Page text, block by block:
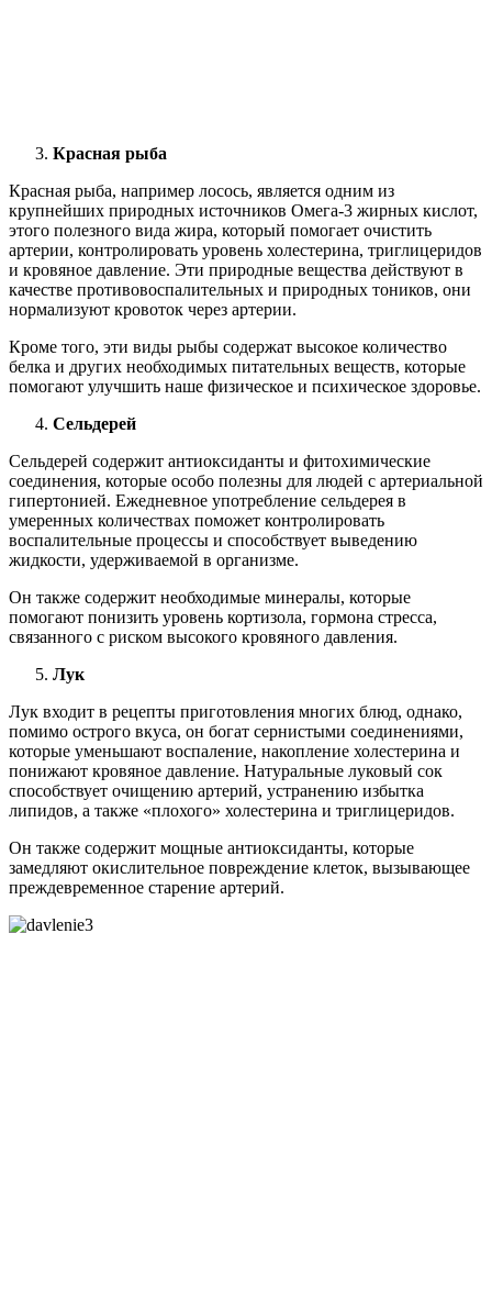
Красная рыба
Красная рыба, например лосось, является одним из
крупнейших природных источников Омега-3 жирных кислот,
этого полезного вида жира, который помогает очистить
артерии, контролировать уровень холестерина, триглицеридов
и кровяное давление. Эти природные вещества действуют в
качестве противовоспалительных и природных тоников, они
нормализуют кровоток через артерии.
Кроме того, эти виды рыбы содержат высокое количество
белка и других необходимых питательных веществ, которые
помогают улучшить наше физическое и психическое здоровье.
Сельдерей
Сельдерей содержит антиоксиданты и фитохимические
соединения, которые особо полезны для людей с артериальной
гипертонией. Ежедневное употребление сельдерея в
умеренных количествах поможет контролировать
воспалительные процессы и способствует выведению
жидкости, удерживаемой в организме.
Он также содержит необходимые минералы, которые
помогают понизить уровень кортизола, гормона стресса,
связанного с риском высокого кровяного давления.
Лук
Лук входит в рецепты приготовления многих блюд, однако,
помимо острого вкуса, он богат сернистыми соединениями,
которые уменьшают воспаление, накопление холестерина и
понижают кровяное давление. Натуральные луковый сок
способствует очищению артерий, устранению избытка
липидов, а также «плохого» холестерина и триглицеридов.
Он также содержит мощные антиоксиданты, которые
замедляют окислительное повреждение клеток, вызывающее
преждевременное старение артерий.